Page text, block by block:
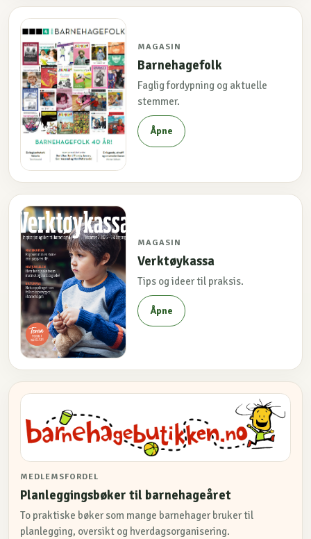
MAGASIN
Barnehagefolk
Faglig fordypning og aktuelle
stemmer.
Åpne
MAGASIN
Verktøykassa
Tips og ideer til praksis.
Åpne
MEDLEMSFORDEL
Planleggingsbøker til barnehageåret
To praktiske bøker som mange barnehager bruker til
planlegging, oversikt og hverdagsorganisering.